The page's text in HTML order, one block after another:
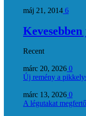
máj 21, 2014 6
Recent
márc 20, 2026 0
Új remény a
márc 13, 2026 0
A légutakat